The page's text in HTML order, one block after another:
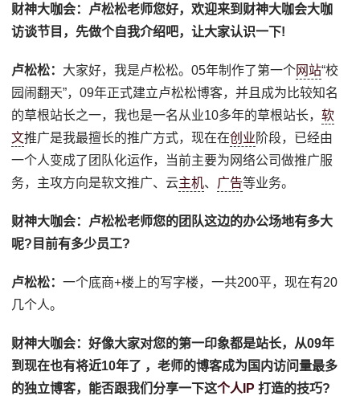
财神大咖会： 卢松松老师您好，欢迎来到财神大咖会大咖
访谈节目，先做个自我介绍吧，让大家认识一下!
卢松松： 大家好，我是卢松松。05年制作了第一个网站“校
园闹翻天”，09年正式建立卢松松博客，并且成为比较知名
的草根站长之一，我也是一名从业10多年的草根站长，软
文推广是我最擅长的推广方式，现在在创业 阶段，已经由
一个人变成了团队化运作，当前主要为网络公司做推广服
务，主攻方向是软文推广、云主机、 广告等业务。
财神大咖会： 卢松松老师您的团队这边的办公场地有多大
呢?目前有多少员工?
卢松松：一个底商+楼上的写字楼，一共200平，现在有20
几个人。
财神大咖会：好像大家对您的第一印象都是站长，从09年
到现在也有将近10年了 ，老师的博客成为国内访问量最多
的独立博客，能否跟我们分享一下这个人IP 打造的技巧?